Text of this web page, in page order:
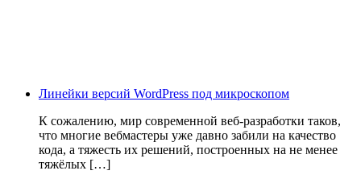
Линейки версий WordPress под микроскопом
К сожалению, мир современной веб-разработки таков,
что многие вебмастеры уже давно забили на качество
кода, а тяжесть их решений, построенных на не менее
тяжёлых […]